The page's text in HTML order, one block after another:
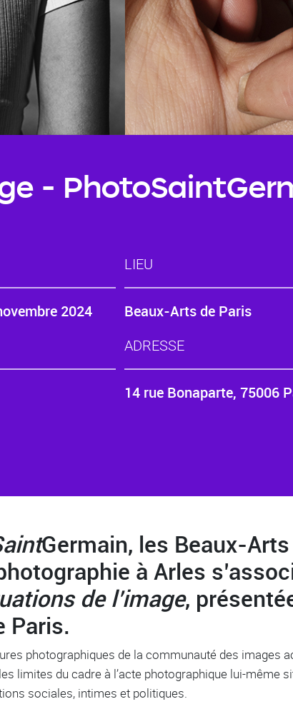
-
2024
LIEU
Beaux-Arts de Paris
ADRESSE
14 rue Bonaparte, 75006
Germain, les Beaux-
à Arles
de l’image,
Paris.
photographiques de la communauté des images
limites du cadre à l’acte photographique lui-même
sociales, intimes et politiques.